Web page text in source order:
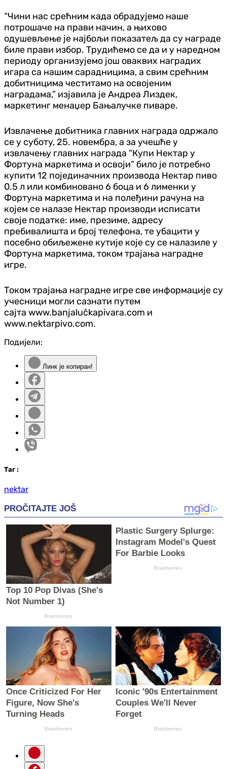
“Чини нас срећним када обрадујемо наше
потрошаче на прави начин, а њихово
одушевљење је најбољи показатељ да су награде
биле прави избор. Трудићемо се да и у наредном
периоду организујемо још оваквих наградих
игара са нашим сарадницима, а свим срећним
добитницима честитамо на освојеним
наградама,” изјавила је Андреа Лиздек,
маркетинг менаџер Бањалучке пиваре.
Извлачење добитника главних награда одржало
се у суботу, 25. новембра, а за учешће у
извлачењу главних награда “Купи Нектар у
Фортуна маркетима и освоји” било је потребно
купити 12 појединачних производа Нектар пиво
0.5 л или комбиновано 6 боца и 6 лименки у
Фортуна маркетима и на полеђини рачуна на
којем се налазе Нектар производи исписати
своје податке: име, презиме, адресу
пребивалишта и број телефона, те убацити у
посебно обиљежене кутије које су се налазиле у
Фортуна маркетима, током трајања наградне
игре.
Током трајања наградне игре све информације су
учесници могли сазнати путем
сајта www.banjalučkapivara.com и
www.nektarpivo.com.
Подијели:
Линк је копиран!
Таг :
nektar